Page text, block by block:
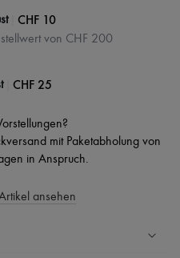
CHF 10
von CHF 200
CHF 25
mit Paketabholung von
in Anspruch.
ansehen